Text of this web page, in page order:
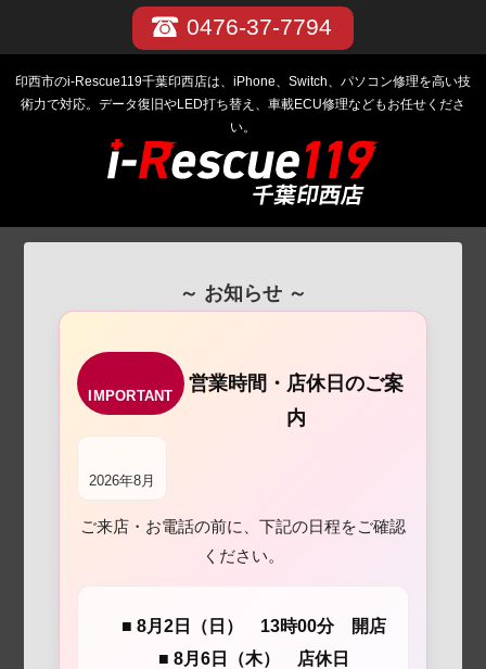
0476-37-7794
印西市のi-Rescue119千葉印西店は、iPhone、Switch、パソコン修理を高い技
術力で対応。データ復旧やLED打ち替え、車載ECU修理などもお任せくださ
い。
～ お知らせ ～
IMPORTANT
営業時間・店休日のご案
内
2026年8月
ご来店・お電話の前に、下記の日程をご確認
ください。
■ 8月2日（日） 13時00分 開店
■ 8月6日（木） 店休日